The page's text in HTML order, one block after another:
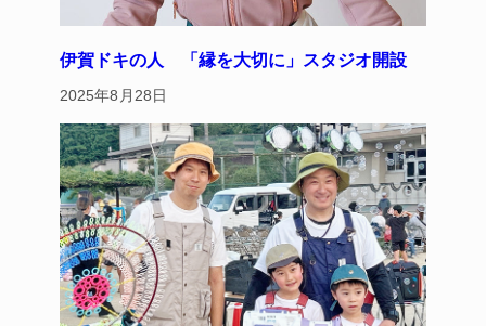
伊賀ドキの人 「縁を大切に」スタジオ開設
2025年8月28日